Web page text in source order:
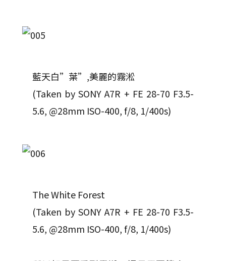
藍天白”葉”,美麗的霧淞
(Taken by SONY A7R + FE 28-70 F3.5-
5.6, @28mm ISO-400, f/8, 1/400s)
The White Forest
(Taken by SONY A7R + FE 28-70 F3.5-
5.6, @28mm ISO-400, f/8, 1/400s)